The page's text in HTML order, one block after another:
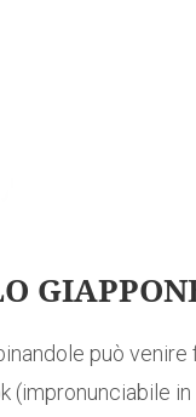
può
(impronunciabile